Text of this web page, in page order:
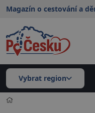
Magazín o cestování a
Vybrat region